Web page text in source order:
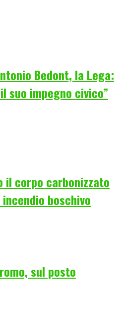
Bedont, la Lega:
suo impegno civico”
il corpo carbonizzato
boschivo
sul posto